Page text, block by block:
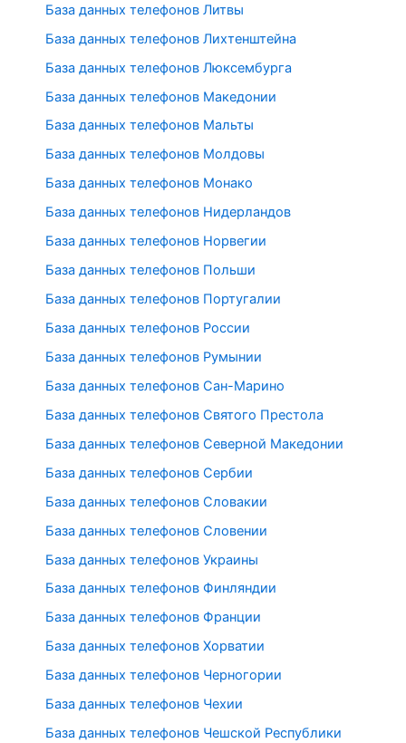
База данных телефонов Литвы
База данных телефонов Лихтенштейна
База данных телефонов Люксембурга
База данных телефонов Македонии
База данных телефонов Мальты
База данных телефонов Молдовы
База данных телефонов Монако
База данных телефонов Нидерландов
База данных телефонов Норвегии
База данных телефонов Польши
База данных телефонов Португалии
База данных телефонов России
База данных телефонов Румынии
База данных телефонов Сан-Марино
База данных телефонов Святого Престола
База данных телефонов Северной Македонии
База данных телефонов Сербии
База данных телефонов Словакии
База данных телефонов Словении
База данных телефонов Украины
База данных телефонов Финляндии
База данных телефонов Франции
База данных телефонов Хорватии
База данных телефонов Черногории
База данных телефонов Чехии
База данных телефонов Чешской Республики